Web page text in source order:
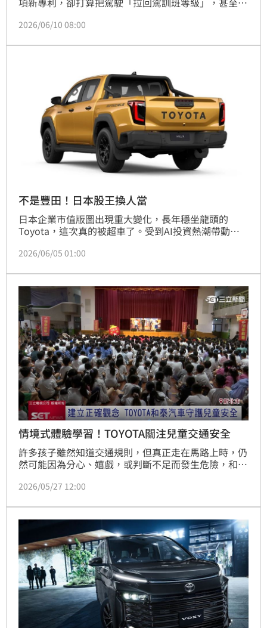
2026/06/10 08:00
不是豐田！日本股王換人當
日本企業市值版圖出現重大變化，長年穩坐龍頭的
Toyota，這次真的被超車了。受到AI投資熱潮帶動，
兆日圓（約新台幣9.6兆元），正式登上日本企業市值
2026/06/05 01:00
情境式體驗學習！TOYOTA關注兒童交通安全
許多孩子雖然知道交通規則，但真正走在馬路上時，仍
然可能因為分心、嬉戲，或判斷不足而發生危險，和泰
場教育推廣的劇團共同合作，預計辦理24場全台校園巡
孩子日常生活之中。
2026/05/27 12:00